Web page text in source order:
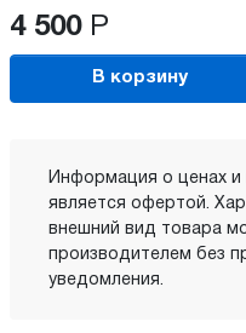
4 500 Р
В корзину
Информация о ценах и
является офертой.
внешний вид товара
производителем без
уведомления.